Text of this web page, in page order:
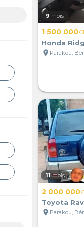
9 mois
1 500 000
Honda
location_on Parakou,
11 mois
2 000 000
Toyota
location_on Parakou,